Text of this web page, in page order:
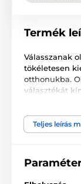
Termék
Válasszanak
tökéletesen
otthonukba.
választékát
Az 5 részes
Teljes leírás